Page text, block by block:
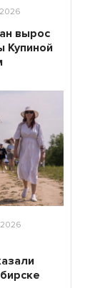
вырос
Купиной